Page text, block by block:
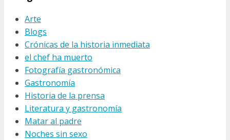
Arte
Blogs
Crónicas de la historia inmediata
el chef ha muerto
Fotografía gastronómica
Gastronomía
Historia de la prensa
Literatura y gastronomía
Matar al padre
Noches sin sexo